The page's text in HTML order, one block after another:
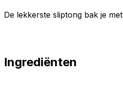
De lekkerste sliptong bak je met
Ingrediënten